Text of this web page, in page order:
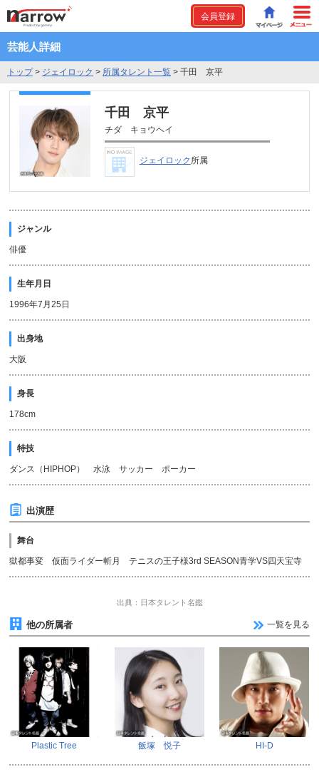
会員登録
芸能人詳細
トップ> ジェイロック > 所属タレント一覧 > 千田 京平
千田 京平
チダ キョウヘイ
ジェイロック 所属
ジャンル
俳優
生年月日
1996年7月25日
出身地
大阪
身長
178cm
特技
ダンス（HIPHOP） 水泳 サッカー ポーカー
出演歴
舞台
獄都事変 仮面ライダー斬月 テニスの王子様3rd SEASON青学VS四天宝寺
出典：日本タレント名鑑
他の所属者 一覧を見る
Plastic Tree 飯塚 悦子 HI-D